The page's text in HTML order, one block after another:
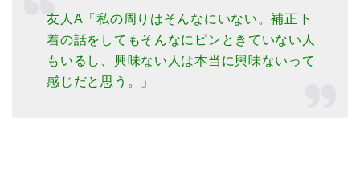
友人A「私の周りはそんなにいない。補正下
着の話をしてもそんなにピンときていない人
もいるし、興味ない人は本当に興味ないって
感じだと思う。」